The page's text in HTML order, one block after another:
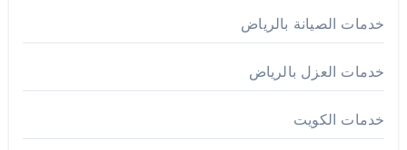
خدمات الصيانة بالرياض
خدمات العزل بالرياض
خدمات الكويت